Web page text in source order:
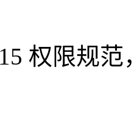
权限规